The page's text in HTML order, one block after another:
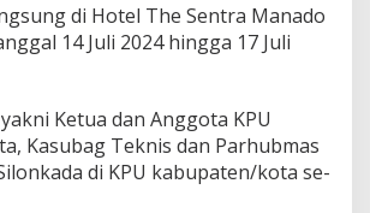
P
e
t
a
H
di Hotel The Sentra Manado
14 Juli 2024 hingga 17 Juli
Ketua dan Anggota KPU
Kasubag Teknis dan Parhubmas
di KPU kabupaten/kota se-